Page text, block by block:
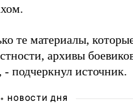
те материалы,
архивы
подчеркнул источник.
НОВОСТИ ДНЯ